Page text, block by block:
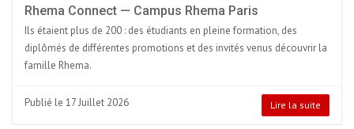
Rhema Connect — Campus Rhema Paris
Ils étaient plus de 200 : des étudiants en pleine formation, des
diplômés de différentes promotions et des invités venus découvrir la
famille Rhema.
Publié le 17 Juillet 2026 Lire la suite